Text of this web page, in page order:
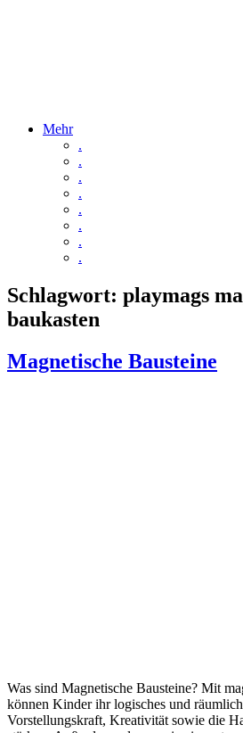
Mehr
.
.
.
.
.
.
.
.
Schlagwort: playmags
baukasten
Magnetische Bausteine
Was sind Magnetische Bausteine? Mit
können Kinder ihr logisches und
Vorstellungskraft, Kreativität sowie die